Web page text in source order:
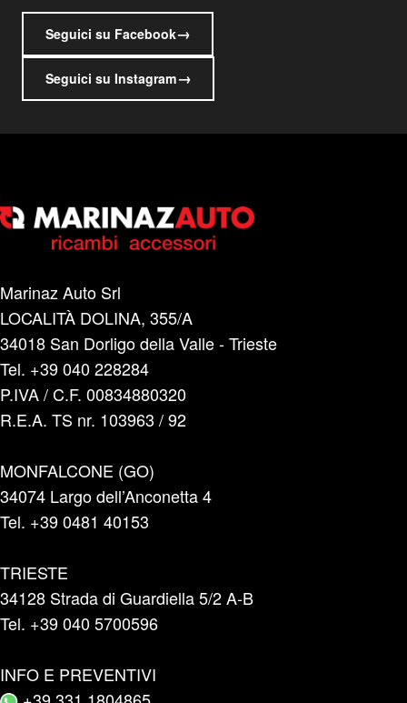
Seguici su Facebook→
Seguici su Instagram→
Marinaz Auto Srl
LOCALITÀ DOLINA, 355/A
34018 San Dorligo della Valle - Trieste
Tel. +39 040 228284
P.IVA / C.F. 00834880320
R.E.A. TS nr. 103963 / 92
MONFALCONE (GO)
34074 Largo dell’Anconetta 4
Tel. +39 0481 40153
TRIESTE
34128 Strada di Guardiella 5/2 A-B
Tel. +39 040 5700596
INFO E PREVENTIVI